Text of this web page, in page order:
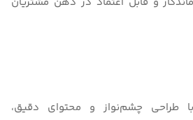
طراحی چشم‌نواز و محتوای دقیق،